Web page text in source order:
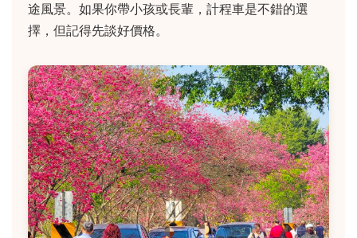
途風景。如果你帶小孩或長輩，計程車是不錯的選
擇，但記得先談好價格。